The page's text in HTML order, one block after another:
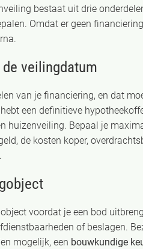
bestaat uit drie
Omdat er geen
veilingdatum
van je financiering, en dat
een definitieve
huizenveiling. Bepaal je
de kosten koper,
voordat je een bod
of beslagen.
mogelijk, een bouwkundige